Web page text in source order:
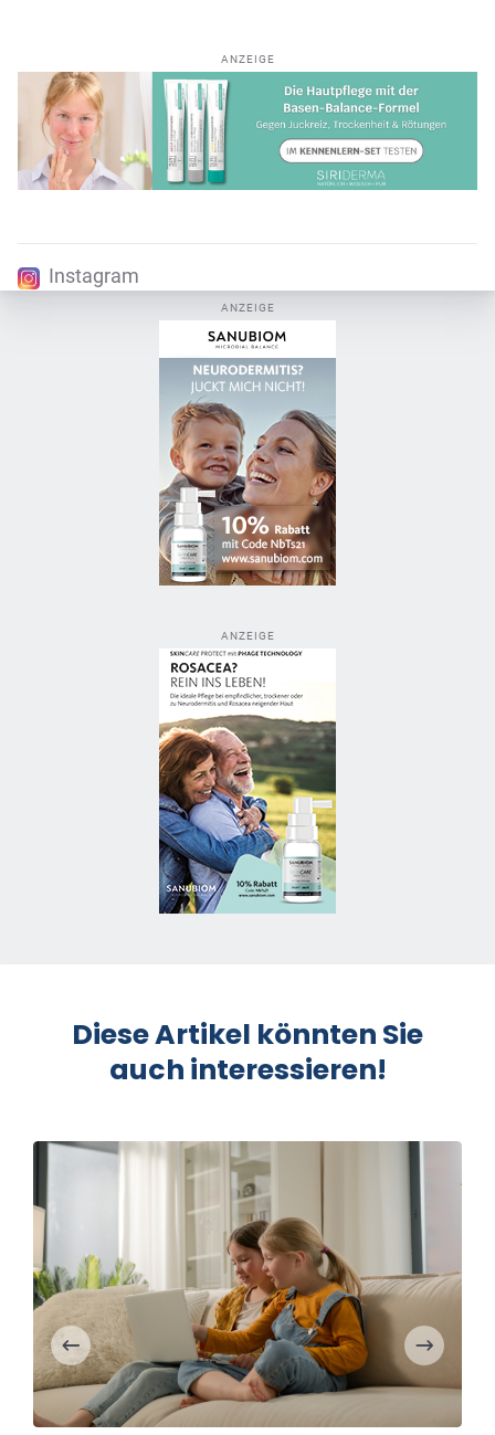
ANZEIGE
Instagram
ANZEIGE
ANZEIGE
Diese Artikel könnten Sie
auch interessieren!